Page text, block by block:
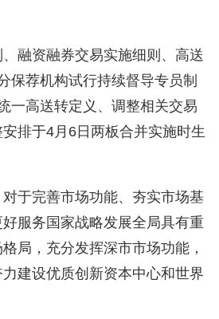
融资融券交易实施细则、高送
保荐机构试行持续督导专员制
一高送转定义、调整相关交易
排于4月6日两板合并实施时生
于完善市场功能、夯实市场基
服务国家战略发展全局具有重
局，充分发挥深市市场功能，
建设优质创新资本中心和世界